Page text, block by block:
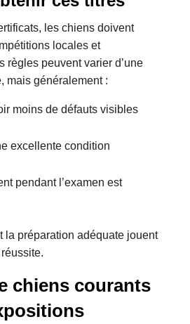
les chiens doivent
locales et
règles peuvent varier d’une
mais généralement :
moins de défauts visibles
excellente condition
pendant l’examen est
la préparation adéquate jouent
chiens courants